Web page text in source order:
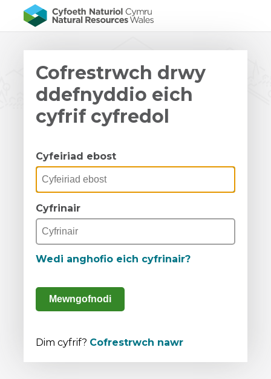
Cofrestrwch drwy
ddefnyddio eich
cyfrif cyfredol
Cyfeiriad ebost
Cyfrinair
Wedi anghofio eich cyfrinair?
Mewngofnodi
Dim cyfrif? Cofrestrwch nawr